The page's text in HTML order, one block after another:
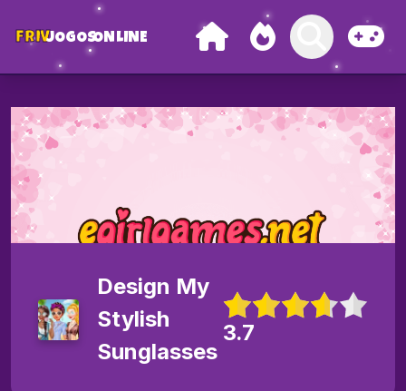
FRIVJOGOSONLINE
Design My
Stylish
Sunglasses
3.7